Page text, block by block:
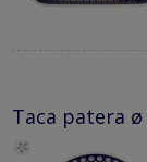
Taca patera ø